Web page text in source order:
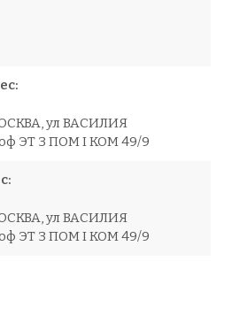
ул ВАСИЛИЯ
ЭТ 3 ПОМ I КОМ 49/9
ул ВАСИЛИЯ
ЭТ 3 ПОМ I КОМ 49/9